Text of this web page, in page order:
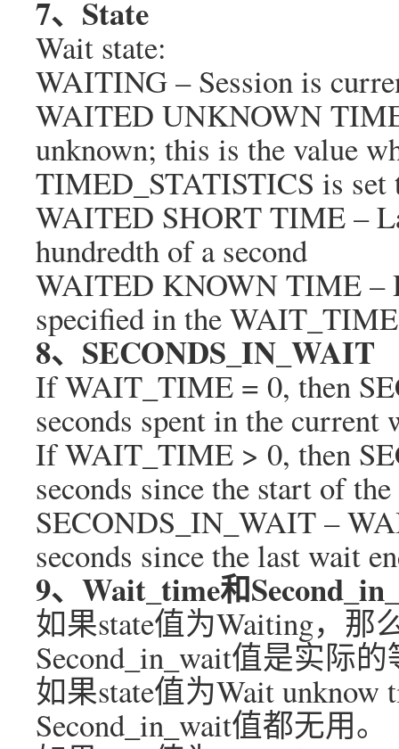
7、State
Wait state:
WAITING – Session is
WAITED UNKNOWN
unknown; this is the value
TIMED_STATISTICS is set
WAITED SHORT TIME –
hundredth of a second
WAITED KNOWN TIME –
specified in the
8、SECONDS_IN_WAIT
If WAIT_TIME = 0, then
seconds spent in the
If WAIT_TIME > 0, then
seconds since the start of
SECONDS_IN_WAIT –
seconds since the last wait
9、Wait_time和
如果state值为Waiting，那
Second_in_wait值是实际
如果state值为Wait
Second_in_wait值都无用。